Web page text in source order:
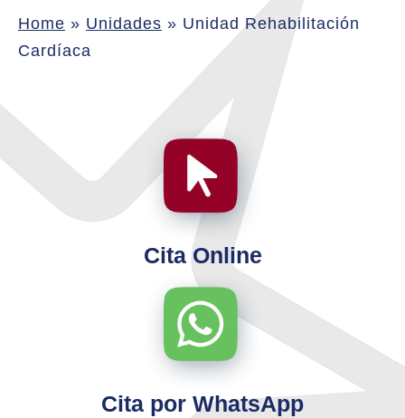
Home » Unidades » Unidad Rehabilitación
Cardíaca
Cita Online
Cita por WhatsApp